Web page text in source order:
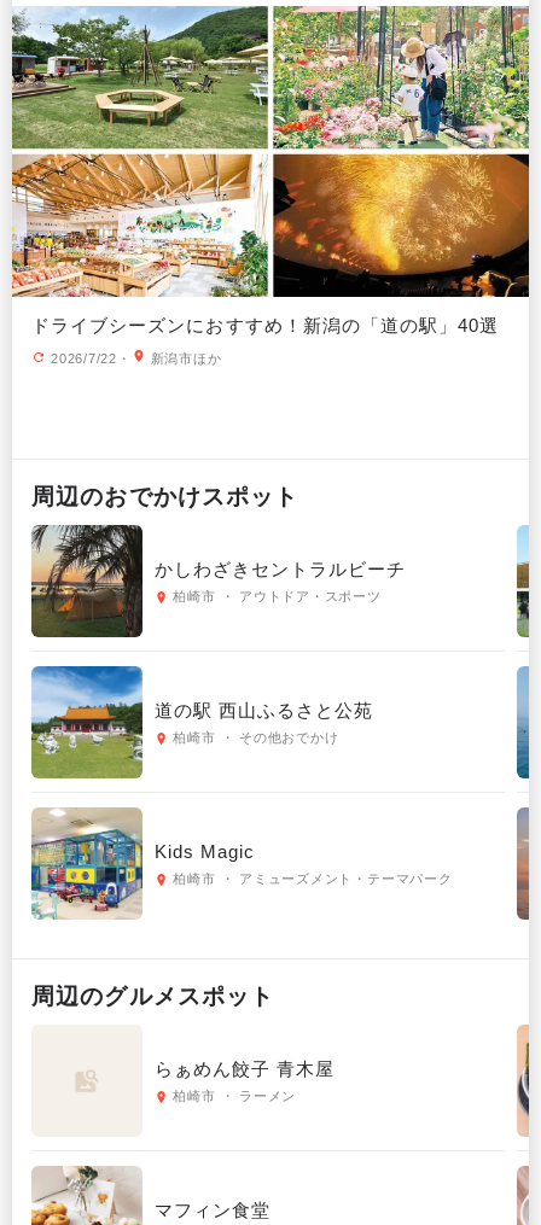
ドライブシーズンにおすすめ！新潟の「道の駅」40選
2026/7/22 ・ 新潟市ほか
周辺のおでかけスポット
かしわざきセントラルビーチ
柏崎市 ・ アウトドア・スポーツ
道の駅 西山ふるさと公苑
柏崎市 ・ その他おでかけ
Kids Magic
柏崎市 ・ アミューズメント・テーマパーク
周辺のグルメ スポット
らぁめん餃子 青木屋
柏崎市 ・ ラーメン
マフィン食堂